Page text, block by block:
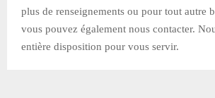
plus de renseignements ou pour tout autre
vous pouvez également nous contacter.
entière disposition pour vous servir.